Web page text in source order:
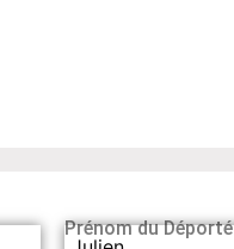
Prénom du Déporté